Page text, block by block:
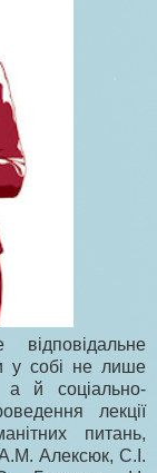
у собі не лише
а й соціально-
лекції
питань,
Алексюк, С.І.